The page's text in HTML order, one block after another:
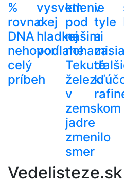
%
rovnakej
DNA
nehovorí
celý
príbeh
vysvetlenie
o
hladkej
podlahe
km
pod
našimi
nohami.
Tekuté
železo
v
zemskom
jadre
zmenilo
smer
v
tyle
a
Vedelisteze.sk